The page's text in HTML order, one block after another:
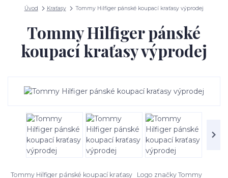
Úvod Kraťasy Tommy Hilfiger pánské koupací kraťasy výprodej
Tommy Hilfiger pánské
koupací kraťasy výprodej
Tommy Hilfiger pánské koupací kraťasy Logo značky Tommy